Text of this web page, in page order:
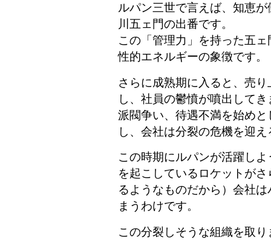
ルパン三世で言えば、知恵
川五ェ門の出番です。
この「管理力」を持った五
性的エネルギーの象徴です。
さらに成熟期に入ると、売
し、社員の鬱憤が噴出してき
派閥争い、待遇不満を始め
し、会社は分裂の危機を迎
この時期にルパンが活躍し
を起こしているロケットが
るようなものだから）会社
まうわけです。
この分裂しそうな組織を取